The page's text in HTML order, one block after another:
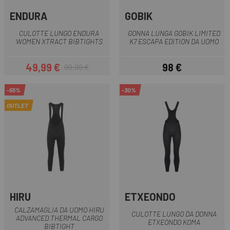
ENDURA
CULOTTE LUNGO ENDURA
WOMEN XTRACT BIBTIGHTS
Prezzo
49,99 €Prezzo base
99,99 €
GOBIK
GONNA LUNGA GOBIK LIMITED
K7 ESCAPA EDITION DA UOMO
Prezzo
98 €
-55%
OUTLET
HIRU
CALZAMAGLIA DA UOMO HIRU
ADVANCED THERMAL CARGO
BIBTIGHT
-30%
ETXEONDO
CULOTTE LUNGO DA DONNA
ETXEONDO KOMA